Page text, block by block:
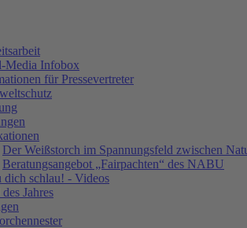
Media Infobox
für Pressevertreter
Der Weißstorch im Spannungsfeld zwischen
Beratungsangebot „Fairpachten“ des NABU
dich schlau! - Videos
Jahres